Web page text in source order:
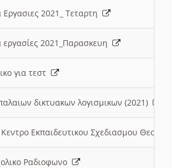
Εργασιες 2021_ Τεταρτη
εργασίες 2021_Παρασκευη
για τεστ
δικτυακων λογισμικων (2021)
Κεντρο Εκπαιδευτικου Σχεδιασμου
Ραδιοφωνο